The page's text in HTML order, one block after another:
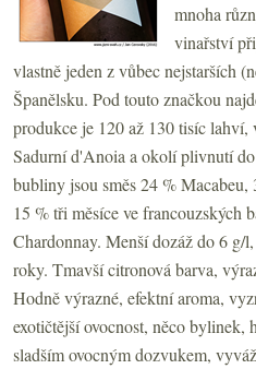
mnoha
vinařství
vlastně jeden z vůbec nejstarších
Španělsku. Pod touto značkou
produkce je 120 až 130 tisíc lahví,
Sadurní d'Anoia a okolí plivnutí
bubliny jsou směs 24 % Macabeu,
15 % tři měsíce ve francouzských
Chardonnay. Menší dozáž do 6 g/
roky. Tmavší citronová barva,
Hodně výrazné, efektní aroma,
exotičtější ovocnost, něco bylinek,
sladším ovocným dozvukem,